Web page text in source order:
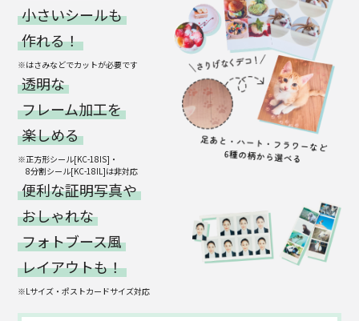
小さいシールも
作れる！
※はさみなどでカットが必要です
透明な
フレーム加工を
楽しめる
※正方形シール[KC-18IS]・
8分割シール[KC-18IL]は非対応
便利な証明写真や
おしゃれな
フォトブース風
レイアウトも！
※Lサイズ・ポストカードサイズ対応